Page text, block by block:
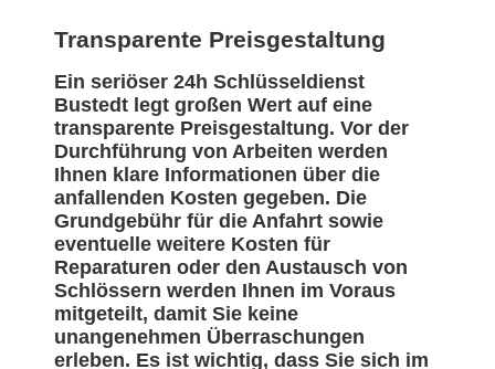
Transparente Preisgestaltung
Ein seriöser 24h Schlüsseldienst
Bustedt legt großen Wert auf eine
transparente Preisgestaltung. Vor der
Durchführung von Arbeiten werden
Ihnen klare Informationen über die
anfallenden Kosten gegeben. Die
Grundgebühr für die Anfahrt sowie
eventuelle weitere Kosten für
Reparaturen oder den Austausch von
Schlössern werden Ihnen im Voraus
mitgeteilt, damit Sie keine
unangenehmen Überraschungen
erleben. Es ist wichtig, dass Sie sich im